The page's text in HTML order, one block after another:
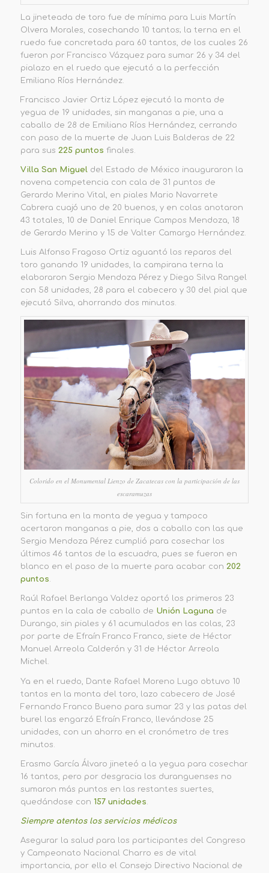
La jineteada de toro fue de mínima para Luis Martín
Olvera Morales, cosechando 10 tantos; la terna en el
ruedo fue concretada para 60 tantos, de los cuales 26
fueron por Francisco Vázquez para sumar 26 y 34 del
pialazo en el ruedo que ejecutó a la perfección
Emiliano Ríos Hernández.
Francisco Javier Ortiz López ejecutó la monta de
yegua de 19 unidades, sin manganas a pie, una a
caballo de 28 de Emiliano Ríos Hernández, cerrando
con paso de la muerte de Juan Luis Balderas de 22
para sus 225 puntos finales.
Villa San Miguel del Estado de México inauguraron la
novena competencia con cala de 31 puntos de
Gerardo Merino Vital, en piales Mario Navarrete
Cabrera cuajó uno de 20 buenos, y en colas anotaron
43 totales, 10 de Daniel Enrique Campos Mendoza, 18
de Gerardo Merino y 15 de Valter Camargo Hernández.
Luis Alfonso Fragoso Ortiz aguantó los reparos del
toro ganando 19 unidades, la campirana terna la
elaboraron Sergio Mendoza Pérez y Diego Silva Rangel
con 58 unidades, 28 para el cabecero y 30 del pial que
ejecutó Silva, ahorrando dos minutos.
Colorido en el Monumental Lienzo de Zacatecas con la participación de las
escaramuzas
Sin fortuna en la monta de yegua y tampoco
acertaron manganas a pie, dos a caballo con las que
Sergio Mendoza Pérez cumplió para cosechar los
últimos 46 tantos de la escuadra, pues se fueron en
blanco en el paso de la muerte para acabar con 202
puntos.
Raúl Rafael Berlanga Valdez aportó los primeros 23
puntos en la cala de caballo de Unión Laguna de
Durango, sin piales y 61 acumulados en las colas, 23
por parte de Efraín Franco Franco, siete de Héctor
Manuel Arreola Calderón y 31 de Héctor Arreola
Michel.
Ya en el ruedo, Dante Rafael Moreno Lugo obtuvo 10
tantos en la monta del toro, lazo cabecero de José
Fernando Franco Bueno para sumar 23 y las patas del
burel las engarzó Efraín Franco, llevándose 25
unidades, con un ahorro en el cronómetro de tres
minutos.
Erasmo García Álvaro jineteó a la yegua para cosechar
16 tantos, pero por desgracia los duranguenses no
sumaron más puntos en las restantes suertes,
quedándose con 157 unidades
Siempre atentos los servicios médicos
Asegurar la salud para los participantes del Congreso
y Campeonato Nacional Charro es de vital
importancia, por ello el Consejo Directivo Nacional de